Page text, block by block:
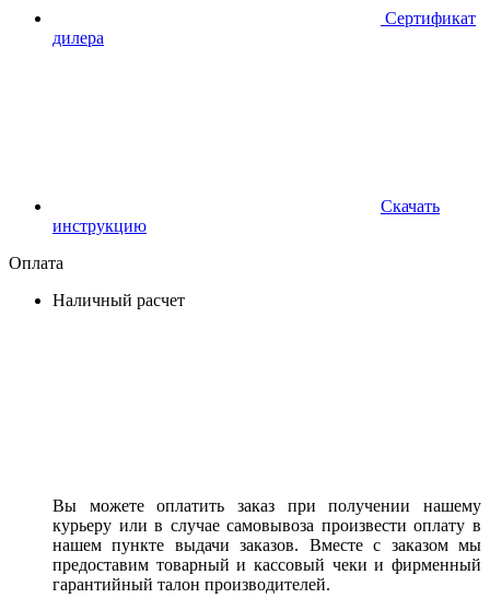
Сертификат
дилера
Скачать
инструкцию
Оплата
Наличный расчет
Вы можете оплатить заказ при получении нашему
курьеру или в случае самовывоза произвести оплату в
нашем пункте выдачи заказов. Вместе с заказом мы
предоставим товарный и кассовый чеки и фирменный
гарантийный талон производителей.